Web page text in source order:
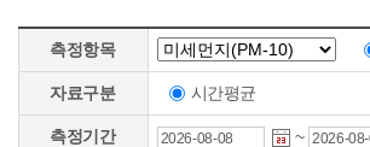
측정항목
자료구분 시간평균
측정기간 ~